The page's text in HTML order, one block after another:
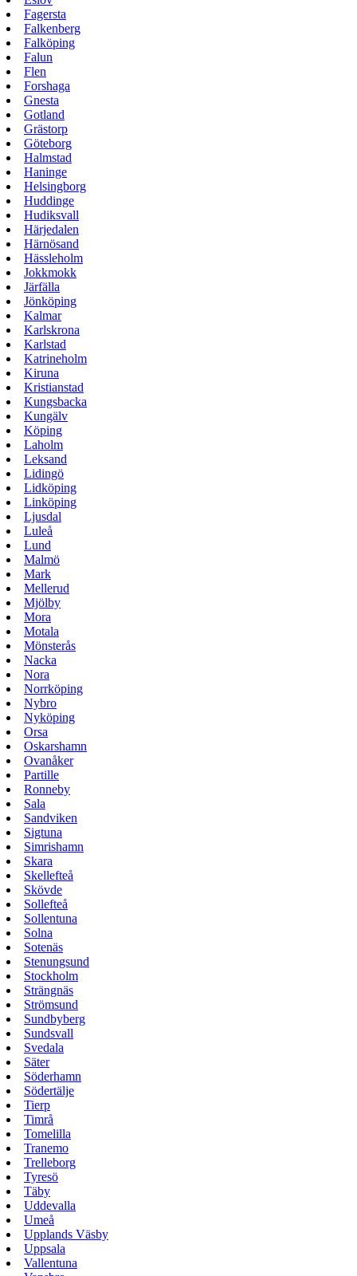
Fagersta
Falkenberg
Falköping
Falun
Flen
Forshaga
Gnesta
Gotland
Grästorp
Göteborg
Halmstad
Haninge
Helsingborg
Huddinge
Hudiksvall
Härjedalen
Härnösand
Hässleholm
Jokkmokk
Järfälla
Jönköping
Kalmar
Karlskrona
Karlstad
Katrineholm
Kiruna
Kristianstad
Kungsbacka
Kungälv
Köping
Laholm
Leksand
Lidingö
Lidköping
Linköping
Ljusdal
Luleå
Lund
Malmö
Mark
Mellerud
Mjölby
Mora
Motala
Mönsterås
Nacka
Nora
Norrköping
Nybro
Nyköping
Orsa
Oskarshamn
Ovanåker
Partille
Ronneby
Sala
Sandviken
Sigtuna
Simrishamn
Skara
Skellefteå
Skövde
Sollefteå
Sollentuna
Solna
Sotenäs
Stenungsund
Stockholm
Strängnäs
Strömsund
Sundbyberg
Sundsvall
Svedala
Säter
Söderhamn
Södertälje
Tierp
Timrå
Tomelilla
Tranemo
Trelleborg
Tyresö
Täby
Uddevalla
Umeå
Upplands Väsby
Uppsala
Vallentuna